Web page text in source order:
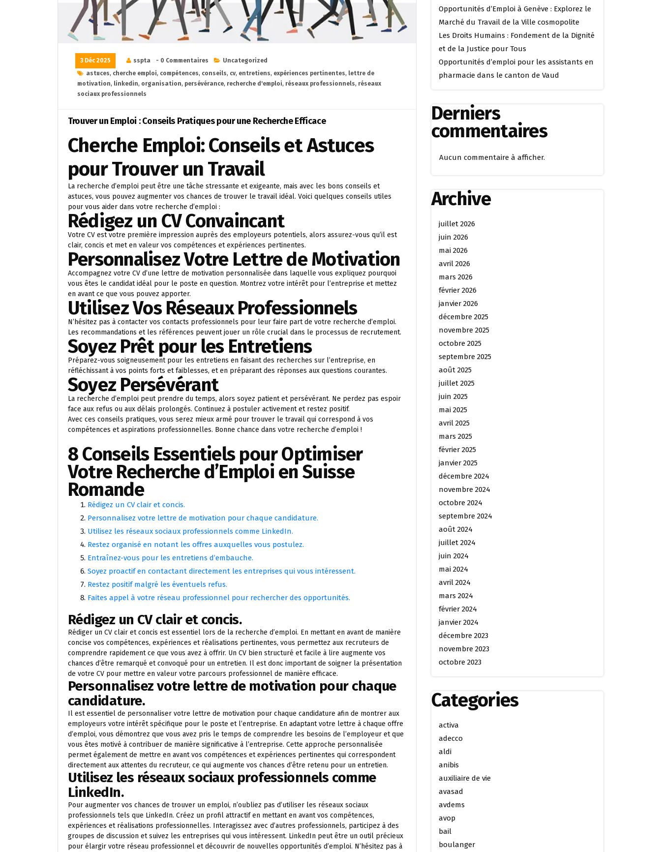
3 Déc 2025 sspta - 0 Commentaires
Uncategorized
astuces, cherche emploi, compétences, conseils, cv, entretiens, expériences pertinentes, lettre de
motivation, linkedin, organisation, persévérance, recherche d'emploi, réseaux professionnels, réseaux
sociaux professionnels
Trouver un Emploi : Conseils Pratiques pour une Recherche Efficace
Cherche Emploi: Conseils et Astuces
pour Trouver un Travail
La recherche d’emploi peut être une tâche stressante et exigeante, mais avec les bons conseils et
astuces, vous pouvez augmenter vos chances de trouver le travail idéal. Voici quelques conseils utiles
pour vous aider dans votre recherche d’emploi :
Rédigez un CV Convaincant
Votre CV est votre première impression auprès des employeurs potentiels, alors assurez-vous qu’il est
clair, concis et met en valeur vos compétences et expériences pertinentes.
Personnalisez Votre Lettre de Motivation
Accompagnez votre CV d’une lettre de motivation personnalisée dans laquelle vous expliquez pourquoi
vous êtes le candidat idéal pour le poste en question. Montrez votre intérêt pour l’entreprise et mettez
en avant ce que vous pouvez apporter.
Utilisez Vos Réseaux Professionnels
N’hésitez pas à contacter vos contacts professionnels pour leur faire part de votre recherche d’emploi.
Les recommandations et les références peuvent jouer un rôle crucial dans le processus de recrutement.
Soyez Prêt pour les Entretiens
Préparez-vous soigneusement pour les entretiens en faisant des recherches sur l’entreprise, en
réfléchissant à vos points forts et faiblesses, et en préparant des réponses aux questions courantes.
Soyez Persévérant
La recherche d’emploi peut prendre du temps, alors soyez patient et persévérant. Ne perdez pas espoir
face aux refus ou aux délais prolongés. Continuez à postuler activement et restez positif.
Avec ces conseils pratiques, vous serez mieux armé pour trouver le travail qui correspond à vos
compétences et aspirations professionnelles. Bonne chance dans votre recherche d’emploi !
8 Conseils Essentiels pour Optimiser
Votre Recherche d’Emploi en Suisse
Romande
Rédigez un CV clair et concis.
Personnalisez votre lettre de motivation pour chaque candidature.
Utilisez les réseaux sociaux professionnels comme LinkedIn.
Restez organisé en notant les offres auxquelles vous postulez.
Entraînez-vous pour les entretiens d’embauche.
Soyez proactif en contactant directement les entreprises qui vous intéressent.
Restez positif malgré les éventuels refus.
Faites appel à votre réseau professionnel pour rechercher des opportunités.
Rédigez un CV clair et concis.
Rédiger un CV clair et concis est essentiel lors de la recherche d’emploi. En mettant en avant de manière
concise vos compétences, expériences et réalisations pertinentes, vous permettez aux recruteurs de
comprendre rapidement ce que vous avez à offrir. Un CV bien structuré et facile à lire augmente vos
chances d’être remarqué et convoqué pour un entretien. Il est donc important de soigner la présentation
de votre CV pour mettre en valeur votre parcours professionnel de manière efficace.
Personnalisez votre lettre de motivation pour chaque
candidature.
Il est essentiel de personnaliser votre lettre de motivation pour chaque candidature afin de montrer aux
employeurs votre intérêt spécifique pour le poste et l’entreprise. En adaptant votre lettre à chaque offre
d’emploi, vous démontrez que vous avez pris le temps de comprendre les besoins de l’employeur et que
vous êtes motivé à contribuer de manière significative à l’entreprise. Cette approche personnalisée
permet également de mettre en avant vos compétences et expériences pertinentes qui correspondent
directement aux attentes du recruteur, ce qui augmente vos chances d’être retenu pour un entretien.
Utilisez les réseaux sociaux professionnels comme
LinkedIn.
Pour augmenter vos chances de trouver un emploi, n’oubliez pas d’utiliser les réseaux sociaux
professionnels tels que LinkedIn. Créez un profil attractif en mettant en avant vos compétences,
expériences et réalisations professionnelles. Interagissez avec d’autres professionnels, participez à des
groupes de discussion et suivez les entreprises qui vous intéressent. LinkedIn peut être un outil précieux
pour élargir votre réseau professionnel et découvrir de nouvelles opportunités d’emploi. N’hésitez pas à
Opportunités d’Emploi à Genève : Explorez le
Marché du Travail de la Ville cosmopolite
Les Droits Humains : Fondement de la Dignité
et de la Justice pour Tous
Opportunités d’emploi pour les assistants en
pharmacie dans le canton de Vaud
Derniers
commentaires
Aucun commentaire à afficher.
Archive
juillet 2026
juin 2026
mai 2026
avril 2026
mars 2026
février 2026
janvier 2026
décembre 2025
novembre 2025
octobre 2025
septembre 2025
août 2025
juillet 2025
juin 2025
mai 2025
avril 2025
mars 2025
février 2025
janvier 2025
décembre 2024
novembre 2024
octobre 2024
septembre 2024
août 2024
juillet 2024
juin 2024
mai 2024
avril 2024
mars 2024
février 2024
janvier 2024
décembre 2023
novembre 2023
octobre 2023
Categories
activa
adecco
aldi
anibis
auxiliaire de vie
avasad
avdems
avop
bail
boulanger